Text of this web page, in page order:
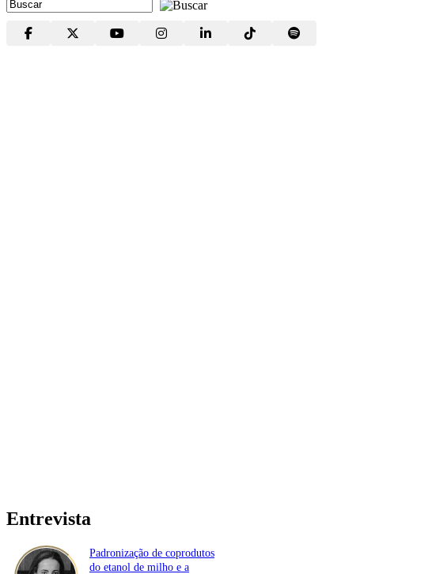
Entrevista
Padronização de coprodutos
do etanol de milho e a